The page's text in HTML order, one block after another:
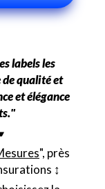
labels les
de qualité et
et élégance
", près
↕︎